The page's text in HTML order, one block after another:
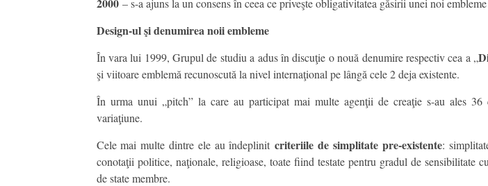
– s-a ajuns la un consens în ceea ce priveşte obligativitatea găsirii unei noi embleme
Design-ul şi denumirea noii embleme
În vara lui 1999, Grupul de studiu a adus în discuţie o nouă denumire respectiv cea a „
şi viitoare emblemă recunoscută la nivel internaţional pe lângă cele 2 deja existente.
În urma unui „pitch” la care au participat mai multe agenţii de creaţie s-au ales 36
variaţiune.
Cele mai multe dintre ele au îndeplinitcriteriile de simplitate pre-existente:
conotaţii politice, naţionale, religioase, toate fiind testate pentru gradul de sensibilitate
de state membre.